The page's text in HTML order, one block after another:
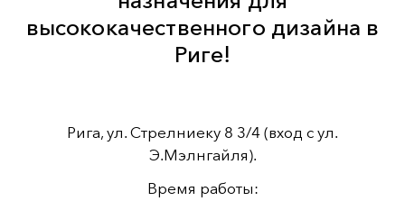
высококачественного дизайна в
Риге!
Рига, ул. Стрелниеку 8 3/4 (вход с ул.
Э.Мэлнгайля).
Время работы: